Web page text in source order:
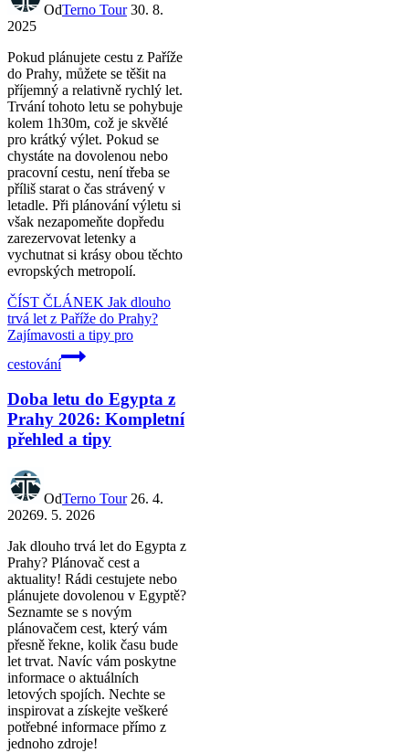
OdTerno Tour 30. 8.
2025
Pokud plánujete cestu z Paříže
do Prahy, můžete se těšit na
příjemný a relativně rychlý let.
Trvání tohoto letu se pohybuje
kolem 1h30m, což je skvělé
pro krátký výlet. Pokud se
chystáte na dovolenou nebo
pracovní cestu, není třeba se
příliš starat o čas strávený v
letadle. Při plánování výletu si
však nezapomeňte dopředu
zarezervovat letenky a
vychutnat si krásy obou těchto
evropských metropolí.
ČÍST ČLÁNEK Jak dlouho
trvá let z Paříže do Prahy?
Zajímavosti a tipy pro
cestování
Doba letu do Egypta z
Prahy 2026: Kompletní
přehled a tipy
OdTerno Tour 26. 4.
20269. 5. 2026
Jak dlouho trvá let do Egypta z
Prahy? Plánovač cest a
aktuality! Rádi cestujete nebo
plánujete dovolenou v Egyptě?
Seznamte se s novým
plánovačem cest, který vám
přesně řekne, kolik času bude
let trvat. Navíc vám poskytne
informace o aktuálních
letových spojích. Nechte se
inspirovat a získejte veškeré
potřebné informace přímo z
jednoho zdroje!